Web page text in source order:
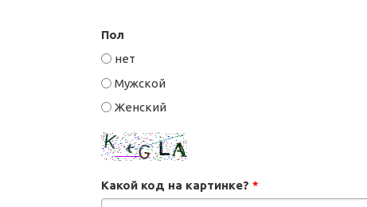
Пол
нет
Мужской
Женский
Какой код на картинке? *